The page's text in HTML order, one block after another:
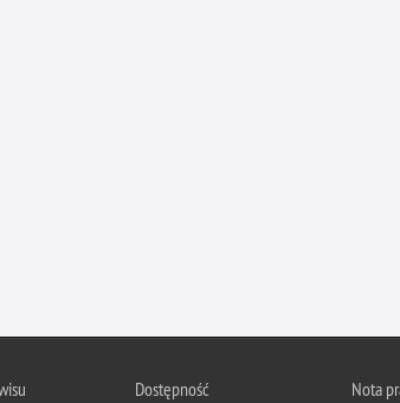
Dostępność Nota